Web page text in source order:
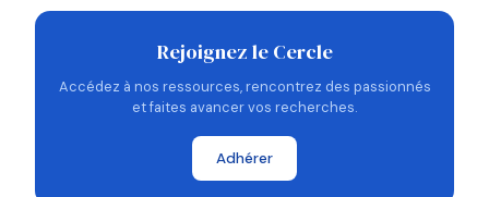
Rejoignez le Cercle
Accédez à nos ressources, rencontrez des passionnés
et faites avancer vos recherches.
Adhérer